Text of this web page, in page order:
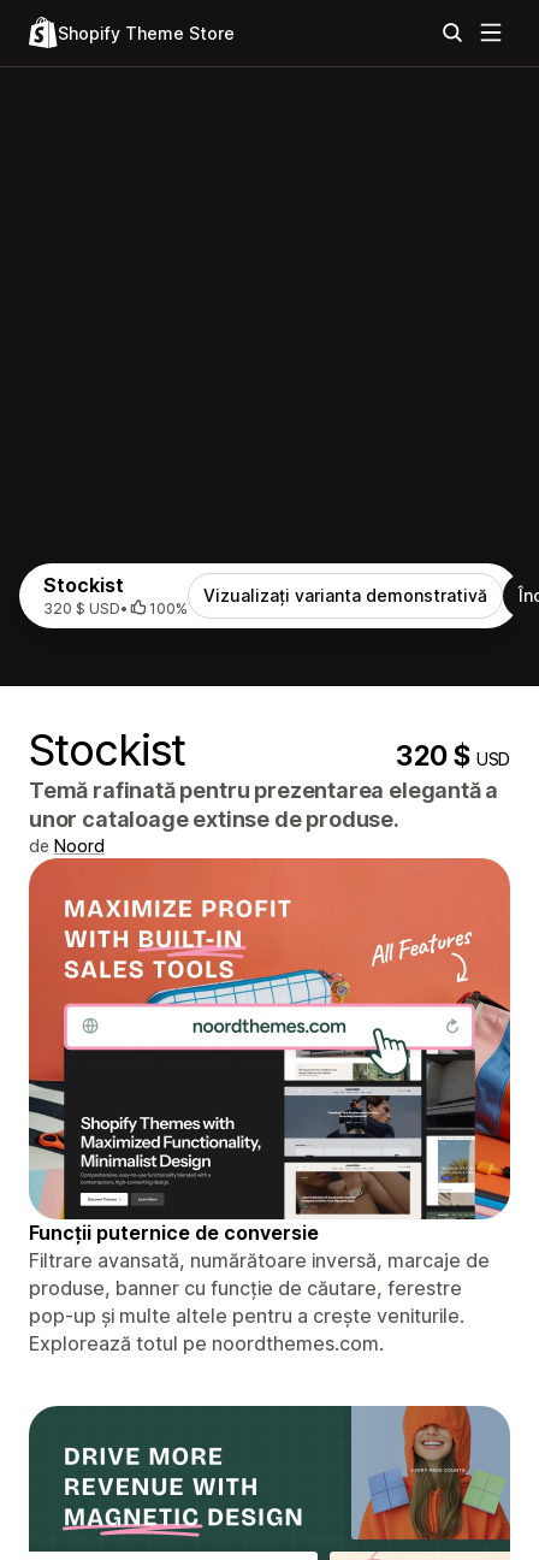
Shopify Theme Store
Stockist
320 $ USD• 100%
Vizualizați varianta demonstrativă
Stockist 320 $USD
Temă rafinată pentru prezentarea elegantă a
unor cataloage extinse de produse.
de Noord
Funcții puternice de conversie
Filtrare avansată, numărătoare inversă, marcaje de
produse, banner cu funcție de căutare, ferestre
pop-up și multe altele pentru a crește veniturile.
Explorează totul pe noordthemes.com.